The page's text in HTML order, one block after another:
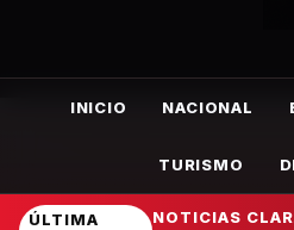
INICIO NACIONAL
TURISMO
ÚLTIMA
NOTICIAS